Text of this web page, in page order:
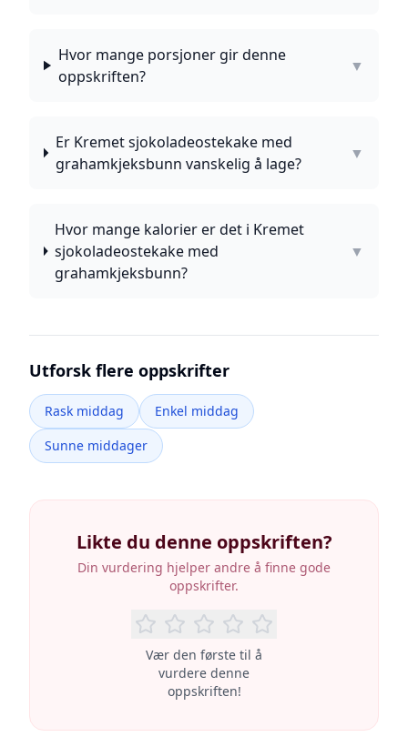
Hvor mange porsjoner gir denne
oppskriften?
▼
Er Kremet sjokoladeostekake med
grahamkjeksbunn vanskelig å lage?
▼
Hvor mange kalorier er det i Kremet
sjokoladeostekake med
grahamkjeksbunn?
▼
Utforsk flere oppskrifter
Rask middag
Enkel middag
Sunne middager
Likte du denne oppskriften?
Din vurdering hjelper andre å finne gode
oppskrifter.
Vær den første til å
vurdere denne
oppskriften!